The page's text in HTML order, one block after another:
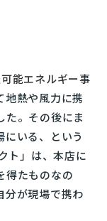
能エネルギー事
地熱や風力に携
た。その後にま
にいる、という
ト」は、本店に
得たものなの
分が現場で携わ